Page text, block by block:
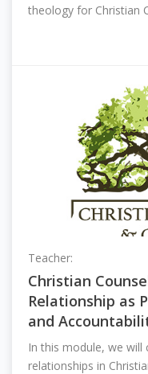
theology for Christian
Teacher:
Christian
Relationship as
and
In this module, we
relationships in